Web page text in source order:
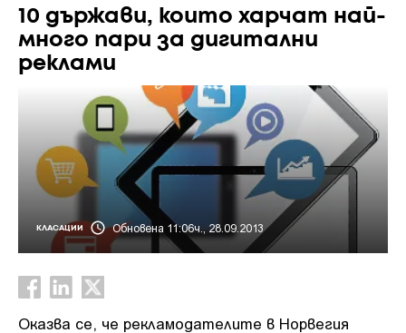
10 държави, които харчат най-
много пари за дигитални
реклами
КЛАСАЦИИ Обновена 11:06ч., 28.09.2013
Оказва се, че рекламодателите в Норвегия